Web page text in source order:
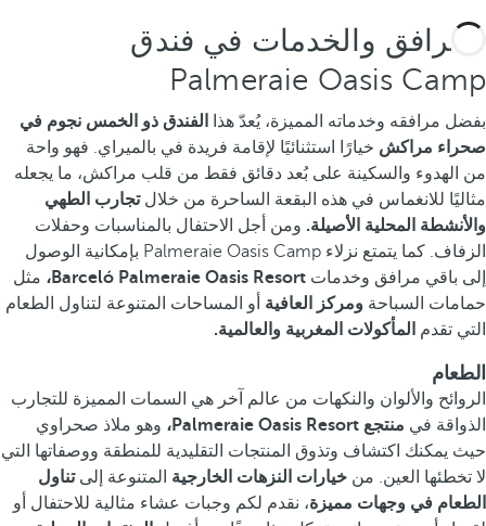
المرافق والخدمات في فندق
Palmeraie Oasis Camp
بفضل مرافقه وخدماته المميزة، يُعدّ هذا
الفندق ذو الخمس نجوم في
صحراء مراكش خيارًا استثنائيًا لإقامة فريدة في بالميراي. فهو واحة
من الهدوء والسكينة على بُعد دقائق فقط من قلب مراكش، ما يجعله
مثاليًا للانغماس في هذه البقعة الساحرة من خلالتجارب الطهي
والأنشطة المحلية الأصيلة. ومن أجل الاحتفال بالمناسبات وحفلات
الزفاف.
كما يتمتع نزلاء Palmeraie Oasis Camp بإمكانية الوصول
إلى باقي مرافق وخدمات Barceló Palmeraie Oasis Resort،
مثل
حمامات السباحة ومركز العافية أو المساحات المتنوعة لتناول الطعام
التي تقدم المأكولات المغربية والعالمية.
الطعام
الروائح والألوان والنكهات من عالم آخر هي السمات المميزة للتجارب
الذواقة في منتجع Palmeraie Oasis Resort،
وهو ملاذ صحراوي
حيث يمكنك اكتشاف وتذوق المنتجات التقليدية للمنطقة ووصفاتها التي
لا تخطئها العين. من خيارات النزهات الخارجية المتنوعة إلىتناول
الطعام في وجهات مميزة، نقدم لكم وجبات عشاء مثالية للاحتفال أو